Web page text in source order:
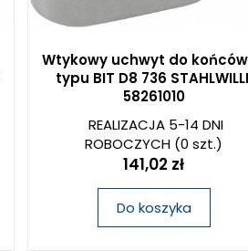
Wtykowy uchwyt do
typu BIT D8 736
58261010
REALIZACJA 5-14 DNI
ROBOCZYCH (0 szt.)
141,02 zł
Do koszyka